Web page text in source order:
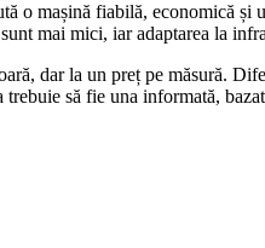
o mașină fiabilă, economică și
mai mici, iar adaptarea la
dar la un preț pe măsură.
să fie una informată,